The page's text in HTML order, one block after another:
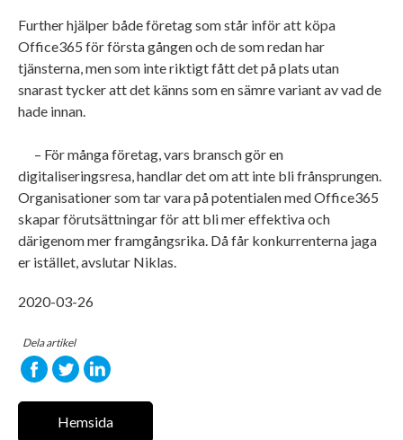
Further hjälper både företag som står inför att köpa
Office365 för första gången och de som redan har
tjänsterna, men som inte riktigt fått det på plats utan
snarast tycker att det känns som en sämre variant av vad de
hade innan.
– För många företag, vars bransch gör en
digitaliseringsresa, handlar det om att inte bli frånsprungen.
Organisationer som tar vara på potentialen med Office365
skapar förutsättningar för att bli mer effektiva och
därigenom mer framgångsrika. Då får konkurrenterna jaga
er istället, avslutar Niklas.
2020-03-26
Dela artikel
Hemsida